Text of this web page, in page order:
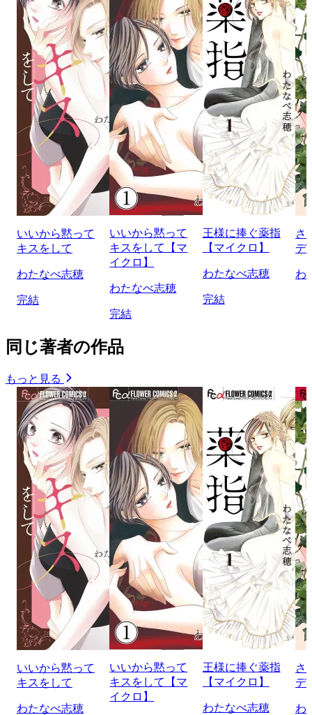
いいから黙って
キスをして
わたなべ志穂
完結
いいから黙って
キスをして【マ
イクロ】
わたなべ志穂
完結
王様に捧ぐ薬指
【マイクロ】
わたなべ志穂
完結
さ
デ
わ
同じ著者の作品
もっと見る
いいから黙って
キスをして
わたなべ志穂
いいから黙って
キスをして【マ
イクロ】
王様に捧ぐ薬指
【マイクロ】
わたなべ志穂
さ
デ
わ